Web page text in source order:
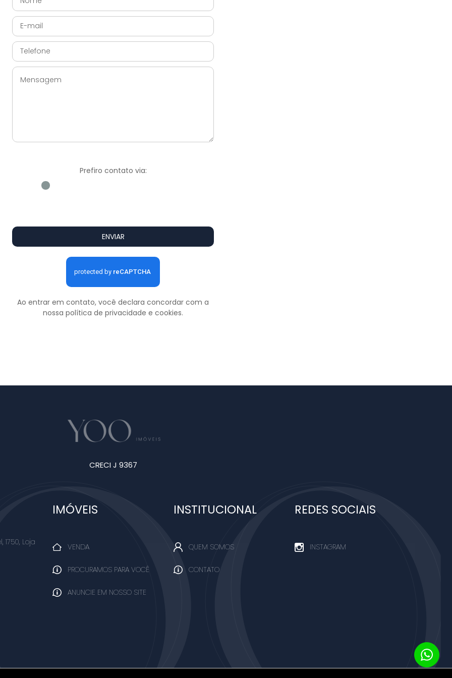
Prefiro contato via:
ENVIAR
Ao entrar em contato, você declara concordar com a
nossa política de privacidade e cookies.
CRECI J 9367
1750, Loja
IMÓVEIS
VENDA
PROCURAMOS PARA VOCÊ
ANUNCIE EM NOSSO SITE
INSTITUCIONAL
QUEM SOMOS
CONTATO
REDES SOCIAIS
INSTAGRAM